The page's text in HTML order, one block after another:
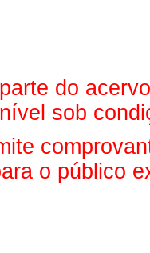
do
sob
o público